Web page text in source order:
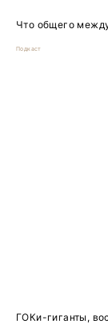
Что общего
Подкаст
ГОКи-гиганты,